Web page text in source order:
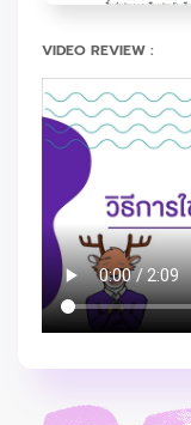
VIDEO REVIEW :